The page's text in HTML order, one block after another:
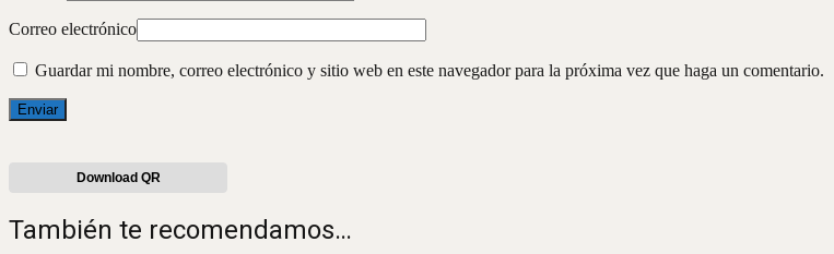
Correo electrónico
Guardar mi nombre, correo electrónico y sitio web en este navegador para la próxima vez que haga un comentario.
Download QR
También te recomendamos…